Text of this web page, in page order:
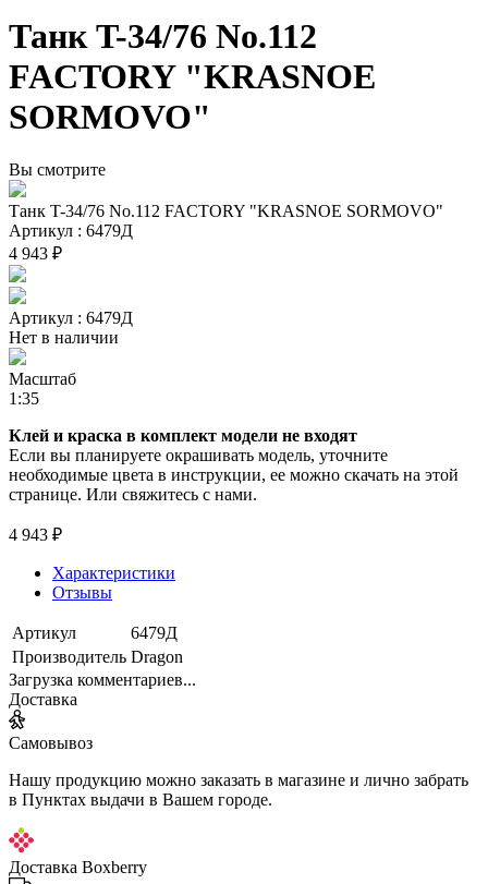
Танк T-34/76 No.112
FACTORY "KRASNOE
SORMOVO"
Вы смотрите
Танк T-34/76 No.112 FACTORY "KRASNOE SORMOVO"
Артикул : 6479Д
4 943 ₽
Артикул : 6479Д
Нет в наличии
Масштаб
1:35
Клей и краска в комплект модели не входят
Если вы планируете окрашивать модель, уточните
необходимые цвета в инструкции, ее можно скачать на этой
странице. Или свяжитесь с нами.
4 943 ₽
Характеристики
Отзывы
Артикул
6479Д
Производитель Dragon
Загрузка комментариев...
Доставка
Самовывоз
Нашу продукцию можно заказать в магазине и лично забрать
в Пунктах выдачи в Вашем городе.
Доставка Boxberry